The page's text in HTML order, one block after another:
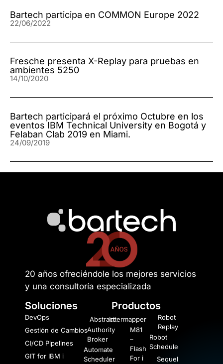
Bartech participa en COMMON Europe 2022
22/06/2022
Fresche presenta X-Replay para pruebas en
ambientes 5250
14/10/2020
Bartech participará el próximo Octubre en los
eventos IBM Technical University en Bogotá y
Felaban Clab 2019 en Miami.
24/09/2019
20 años ofreciéndole los mejores servicios
y una consultoría especializada
Soluciones
DevOps
Gestión de Cambios
CI/CD Pipelines
GIT for IBM i
Productos
Abstract
Authority
Broker
Automate
Scheduler
Intermapper
M81
–
Flash
For i
Robot
Replay
Robot
Schedule
Sequel